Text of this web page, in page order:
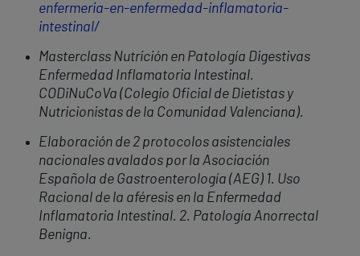
enfermeria-en-enfermedad-inflamatoria-
intestinal/
Masterclass Nutrición en Patología Digestivas
Enfermedad Inflamatoria Intestinal.
CODiNuCoVa (Colegio Oficial de Dietistas y
Nutricionistas de la Comunidad Valenciana).
Elaboración de 2 protocolos asistenciales
nacionales avalados por la Asociación
Española de Gastroenterología (AEG) 1. Uso
Racional de la aféresis en la Enfermedad
Inflamatoria Intestinal. 2. Patología Anorrectal
Benigna.